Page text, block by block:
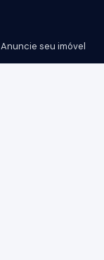
Anuncie seu imóvel